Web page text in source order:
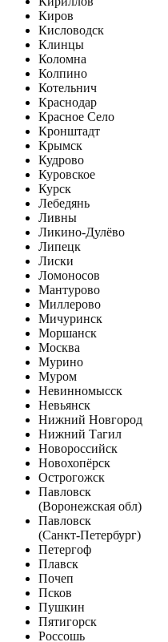
Киров
Кисловодск
Клинцы
Коломна
Колпино
Котельнич
Краснодар
Красное Село
Кронштадт
Крымск
Кудрово
Куровское
Курск
Лебедянь
Ливны
Ликино-Дулёво
Липецк
Лиски
Ломоносов
Мантурово
Миллерово
Мичуринск
Моршанск
Москва
Мурино
Муром
Невинномысск
Невьянск
Нижний Новгород
Нижний Тагил
Новороссийск
Новохопёрск
Острогожск
Павловск
(Воронежская обл)
Павловск
(Санкт-Петербург)
Петергоф
Плавск
Почеп
Псков
Пушкин
Пятигорск
Россошь